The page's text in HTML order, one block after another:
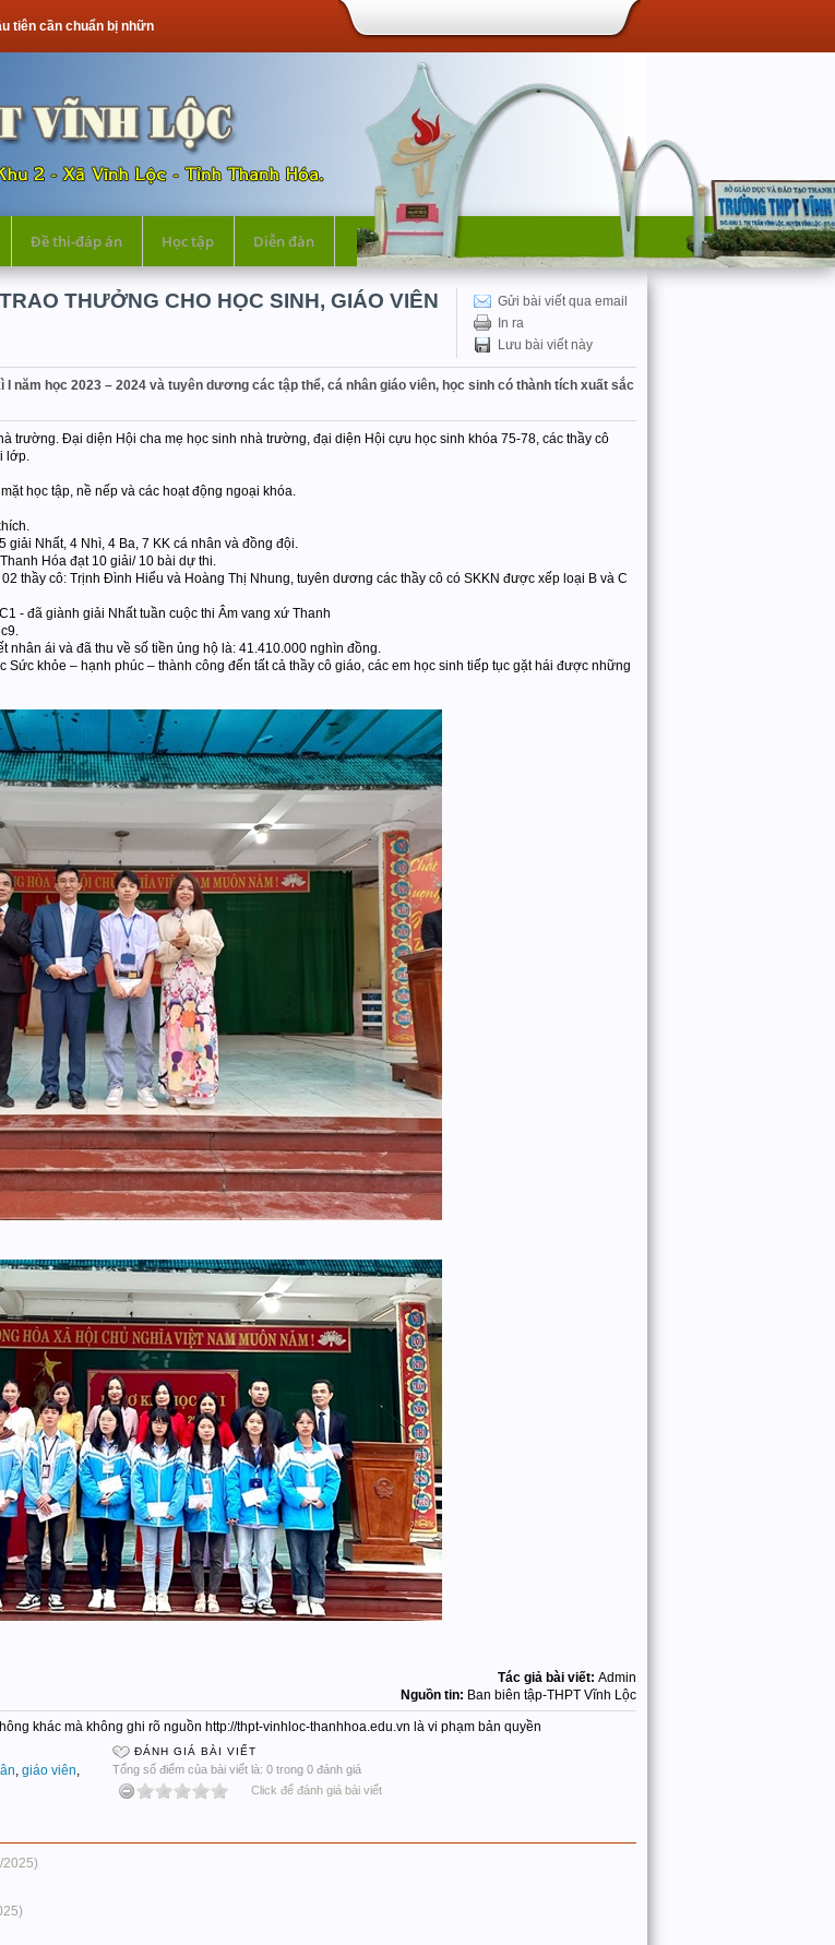
bị những gì?
Đề thi-đáp án Học tập Diễn đàn
Gửi bài viết qua email
In ra
Lưu bài viết này
THƯỞNG CHO HỌC SINH, GIÁO VIÊN
năm học 2023 – 2024 và tuyên dương các tập thể, cá nhân giáo viên, học sinh có thành tích xuất sắc
trường. Đại diện Hội cha mẹ học sinh nhà trường, đại diện Hội cựu học sinh khóa 75-78, các thầy cô
lớp.
học tập, nề nếp và các hoạt động ngoại khóa.
Nhất, 4 Nhì, 4 Ba, 7 KK cá nhân và đồng đội.
Hóa đạt 10 giải/ 10 bài dự thi.
thầy cô: Trịnh Đình Hiểu và Hoàng Thị Nhung, tuyên dương các thầy cô có SKKN được xếp loại B và C
- đã giành giải Nhất tuần cuộc thi Âm vang xứ Thanh
ái và đã thu về số tiền ủng hộ là: 41.410.000 nghìn đồng.
khỏe – hạnh phúc – thành công đến tất cả thầy cô giáo, các em học sinh tiếp tục gặt hái được những
Tác giả bài viết: Admin
Nguồn tin: Ban biên tập-THPT Vĩnh Lộc
khác mà không ghi rõ nguồn http://thpt-vinhloc-thanhhoa.edu.vn là vi phạm bản quyền
, giáo viên,
ĐÁNH GIÁ BÀI VIẾT
Tổng số điểm của bài viết là: 0 trong 0 đánh giá
Click để đánh giá bài viết
2025)